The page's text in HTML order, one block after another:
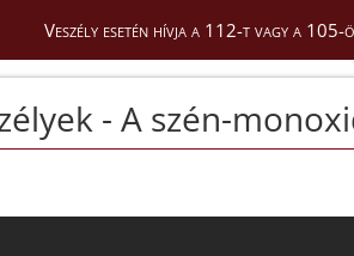
Veszély esetén hívja a 112-t vagy a 105-
- A szén-